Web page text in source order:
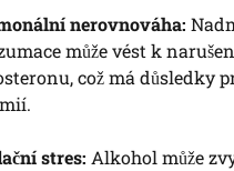
nerovnováha:
může vést k
což má důsledky
stres: Alkohol může